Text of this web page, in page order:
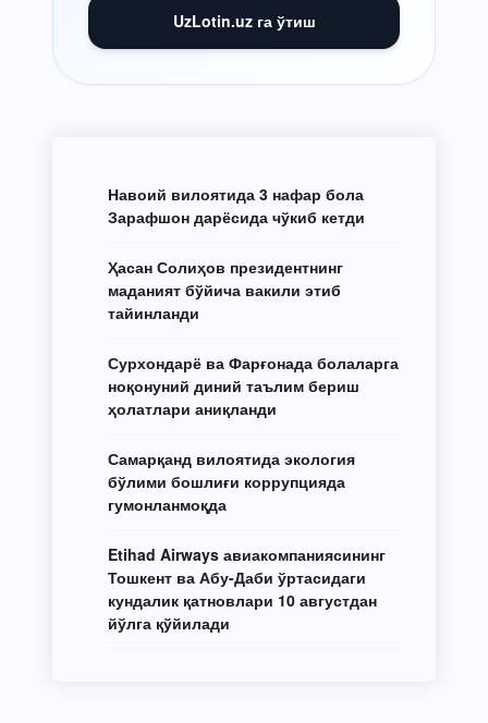
UzLotin.uz га ўтиш
Навоий вилоятида 3 нафар бола
Зарафшон дарёсида чўкиб кетди
Ҳасан Солиҳов президентнинг
маданият бўйича вакили этиб
тайинланди
Сурхондарё ва Фарғонада болаларга
ноқонуний диний таълим бериш
ҳолатлари аниқланди
Самарқанд вилоятида экология
бўлими бошлиғи коррупцияда
гумонланмоқда
Etihad Airways авиакомпаниясининг
Тошкент ва Абу-Даби ўртасидаги
кундалик қатновлари 10 августдан
йўлга қўйилади